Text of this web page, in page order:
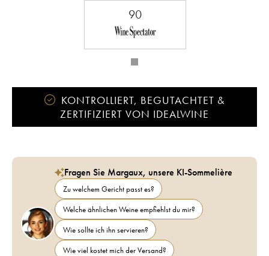
90
KONTROLLIERT, BEGUTACHTET &
ZERTIFIZIERT VON IDEALWINE
Fragen Sie Margaux, unsere KI-Sommelière
Zu welchem Gericht passt es?
Welche ähnlichen Weine empfiehlst du mir?
Wie sollte ich ihn servieren?
Wie viel kostet mich der Versand?